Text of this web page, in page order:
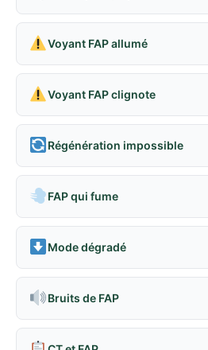
Voyant FAP allumé
Voyant FAP clignote
Régénération impossible
FAP qui fume
Mode dégradé
Bruits de FAP